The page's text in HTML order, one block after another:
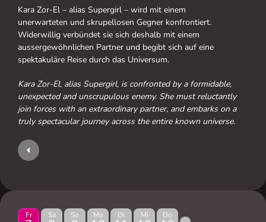
Kara Zor-El – alias Supergirl – wird mit einem
unerwarteten und skrupellosen Gegner konfrontiert.
Widerwillig verbündet sie sich deshalb mit einem
aussergewöhnlichen Partner und begibt sich auf eine
spektakuläre Reise durch das Universum.
Kara Zor-El, alias Supergirl, is confronted by a formidable,
unexpected and unscrupulous enemy. She must reluctantly
join forces with an extraordinary partner, and embarks on a
truly spectacular journey across the entire known universe.
Fr Sa So Mo Di Mi Do